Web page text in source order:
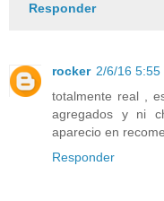
Responder
rocker 2/6/16 5:55
totalmente real ,
agregados y ni
aparecio en
Responder